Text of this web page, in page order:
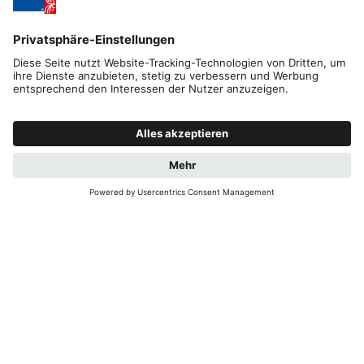
Fax +39 0474 531105
skirama@kronplatz.org
skirama-kronplatz@pec.it
Part. IVA + Cod. Fisc. 01151130216